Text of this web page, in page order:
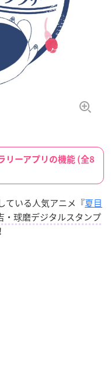
リーアプリの機能 (全8
ている人気アニメ『夏目
・球磨デジタルスタンプ